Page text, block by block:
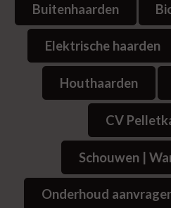
Buitenhaarden
Elektrische haarden
Houthaarden
CV
Schouwen |
Onderhoud